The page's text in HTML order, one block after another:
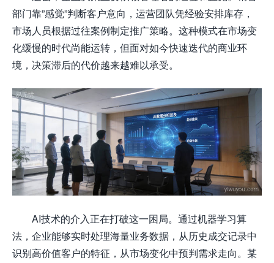
部门靠”感觉”判断客户意向，运营团队凭经验安排库存，
市场人员根据过往案例制定推广策略。这种模式在市场变
化缓慢的时代尚能运转，但面对如今快速迭代的商业环
境，决策滞后的代价越来越难以承受。
AI技术的介入正在打破这一困局。通过机器学习算
法，企业能够实时处理海量业务数据，从历史成交记录中
识别高价值客户的特征，从市场变化中预判需求走向。某